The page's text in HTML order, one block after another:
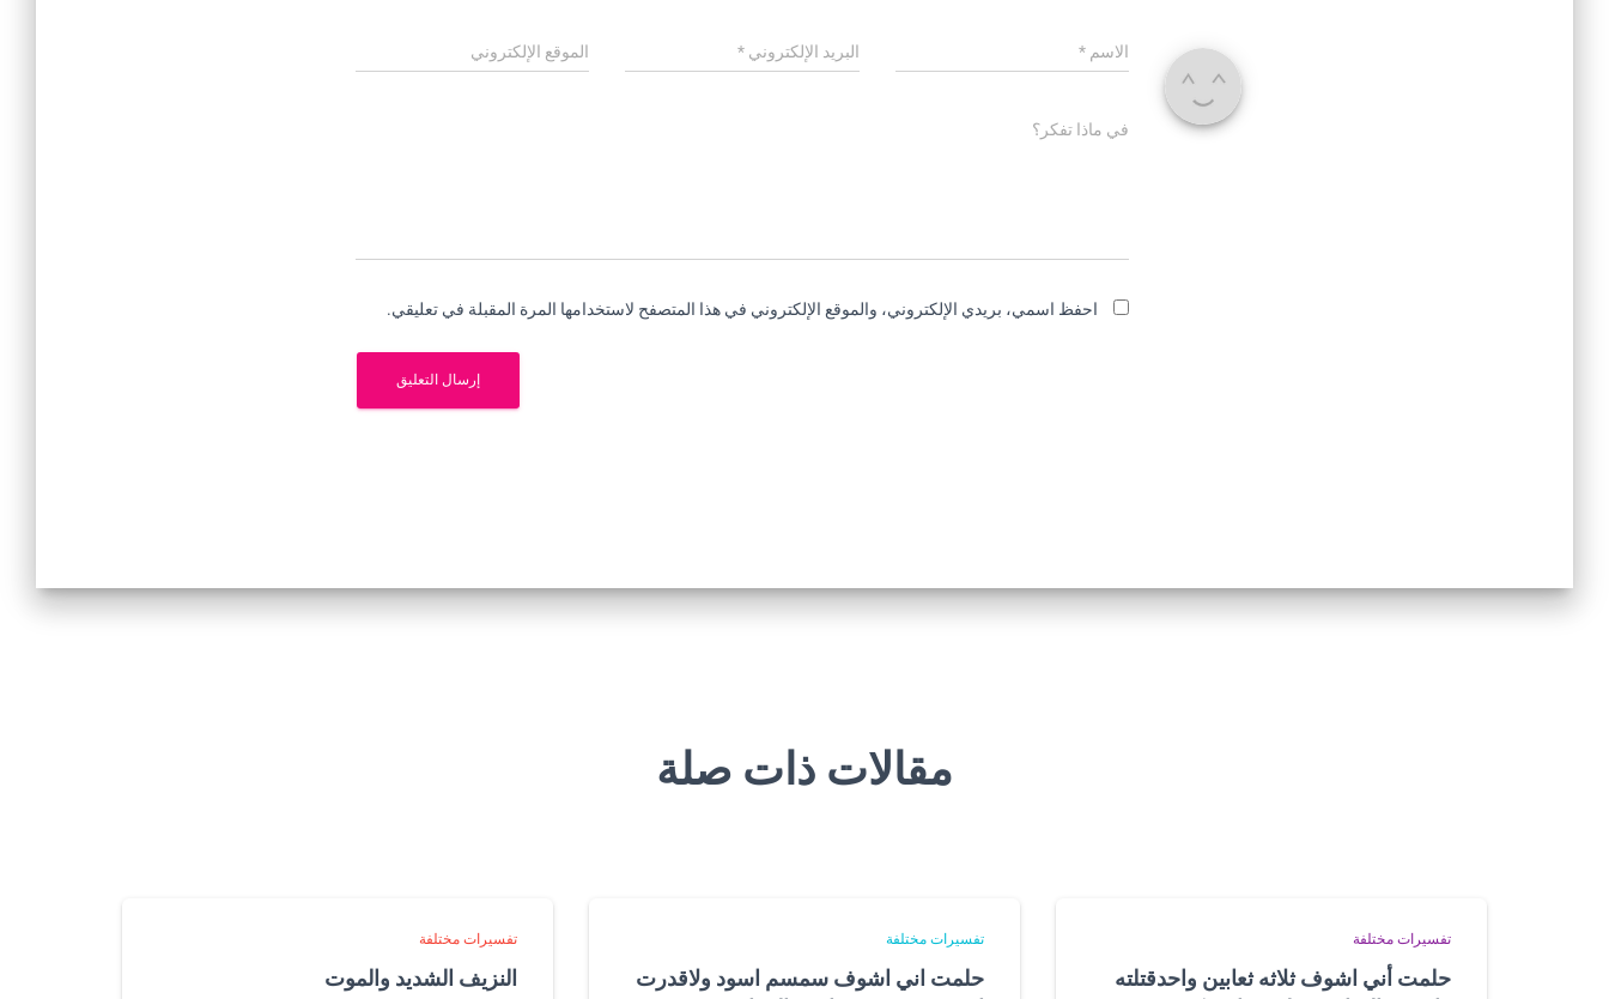
الاسم * البريد الإلكتروني* الموقع الإلكتروني
في ماذا تفكر؟
احفظ اسمي، بريدي الإلكتروني، والموقع الإلكتروني في هذا المتصفح لاستخدامها المرة المقبلة في تعليقي.
مقالات ذات صلة
تفسيرات مختلفة
حلمت أني اشوف ثلاثه ثعابين واحدقتلته
تفسيرات مختلفة
حلمت اني اشوف سمسم اسود ولاقدرت
تفسيرات مختلفة
النزيف الشديد والموت